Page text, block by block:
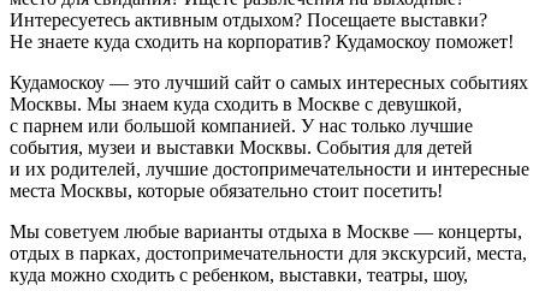
Интересуетесь активным отдыхом? Посещаете выставки?
Не знаете куда сходить на корпоратив? Кудамоскоу поможет!
Кудамоскоу — это лучший сайт о самых интересных событиях
Москвы. Мы знаем куда сходить в Москве с девушкой,
с парнем или большой компанией. У нас только лучшие
события, музеи и выставки Москвы. События для детей
и их родителей, лучшие достопримечательности и интересные
места Москвы, которые обязательно стоит посетить!
Мы советуем любые варианты отдыха в Москве — концерты,
отдых в парках, достопримечательности для экскурсий, места,
куда можно сходить с ребенком, выставки, театры, шоу,